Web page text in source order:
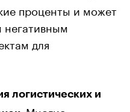
проценты и может
негативным
для
логистических и